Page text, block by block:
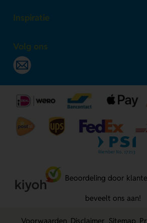
Inspiratie
Volg ons
Beoordeling door
beveelt ons aan!
Voorwaarden Disclaimer Sitemap